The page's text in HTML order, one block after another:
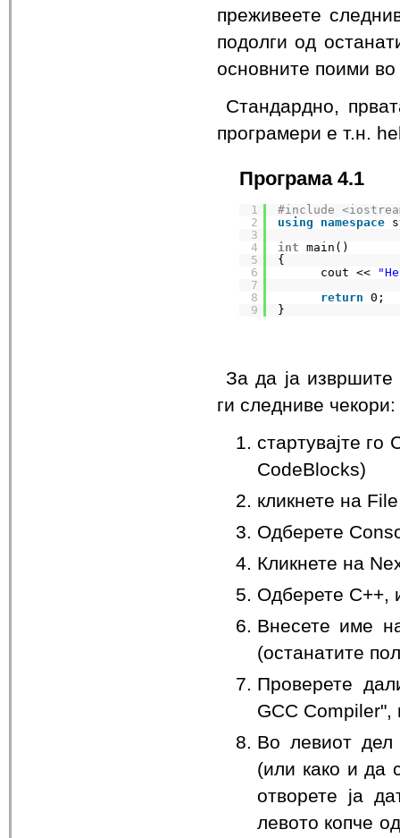
преживеете
подолги од
основните поими во
Стандардно,
програмери е т.н.
Програма 4.1
1
2
3
4
5
6
7
8
9
#include
using
namespace
int main()
{
cout <<
return 0;
}
За да ја извршите
ги следниве чекори:
стартувајте
CodeBlocks)
кликнете на
Одберете
Кликнете на
Одберете C++,
Внесете име
(останатите
Проверете
GCC Compiler",
Во левиот дел
(или како и да
отворете ја
левото копче